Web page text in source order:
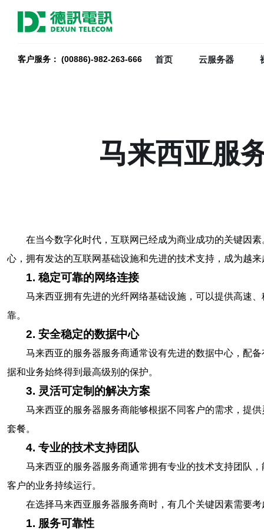
客户服务： (00886)-982-263-666 首页 云服务器
马来西亚服
在当今数字化时代，互联网已经成为商业成功的关键因
心，拥有发达的互联网基础设施和先进的技术支持，成为越
1. 稳定可靠的网络连接
马来西亚拥有先进的光纤网络基础设施，可以提供高速
靠。
2. 安全稳定的数据中心
马来西亚的服务器服务商通常设有先进的数据中心，配
据和业务始终得到最高级别的保护。
3. 灵活可定制的解决方案
马来西亚的服务器服务商能够根据不同客户的需求，提
套餐。
4. 专业的技术支持团队
马来西亚的服务器服务商通常拥有专业的技术支持团队
客户的业务持续运行。
在选择马来西亚服务器服务商时，有几个关键因素需要考
1. 服务可靠性